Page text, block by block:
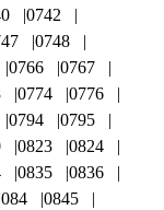
0742
0748
0766
0767
0774
0776
0794
0795
0823
0824
0835
0836
084
0845